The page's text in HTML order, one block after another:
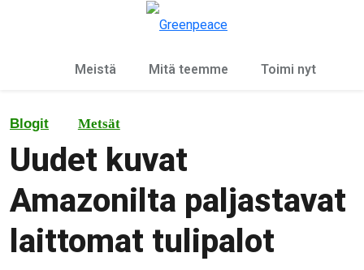
Meistä Mitä teemme Toimi nyt
Blogit Metsät
Uudet kuvat
Amazonilta paljastavat
laittomat tulipalot